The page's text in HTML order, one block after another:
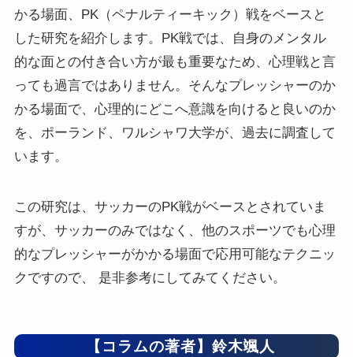
かる場面、PK（ペナルティーキック）戦をベースと
した研究を紹介します。PK戦では、自身のメンタル
的な面との付き合い方が最も重要なため、心理戦と言
っても過言ではありません。そんなプレッシャーのか
かる場面で、心理的にどこへ意識を向けると良いのか
を、ポーランド、ワルシャワ大学が、過去に調査して
います。
この研究は、サッカーのPK戦がベースとされていま
すが、サッカーのみではなく、他のスポーツでも心理
的なプレッシャーがかかる場面で応用可能なテクニッ
クですので、 是非参考にしてみてください。
【コラムの著者】鈴木颯人